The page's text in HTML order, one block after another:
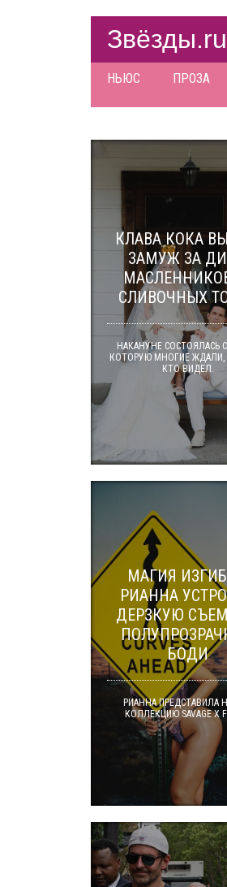
Звёзды.ru
НЬЮС ПРОЗА
КЛАВА КОКА
ЗАМУЖ ЗА
СЛИВОЧНЫХ
НАКАНУНЕ СОСТОЯЛАСЬ
КОТОРУЮ МНОГИЕ
КТО ВИДЕЛ.
МАГИЯ
РИАННА
ДЕРЗКУЮ
БОДИ
РИАННА ПРЕДСТАВИЛА
КОЛЛЕКЦИЮ SAVAGE X